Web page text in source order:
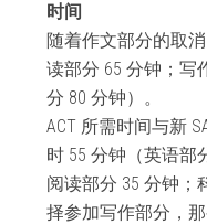
时间
随着作文部分的取
读部分 65 分钟；写
分 80 分钟）。
ACT 所需时间与新
时 55 分钟（英语部
阅读部分 35 分钟；
择参加写作部分，那